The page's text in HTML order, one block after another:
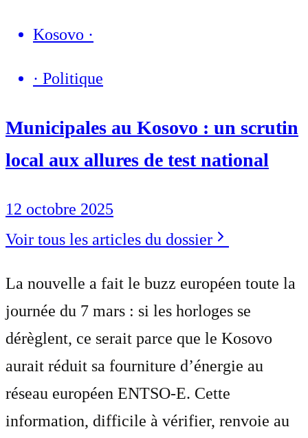
Kosovo ·
· Politique
Municipales au Kosovo : un scrutin
local aux allures de test national
12 octobre 2025
Voir tous les articles du dossier
La nouvelle a fait le buzz européen toute la
journée du 7 mars : si les horloges se
dérèglent, ce serait parce que le Kosovo
aurait réduit sa fourniture d’énergie au
réseau européen ENTSO-E. Cette
information, difficile à vérifier, renvoie au